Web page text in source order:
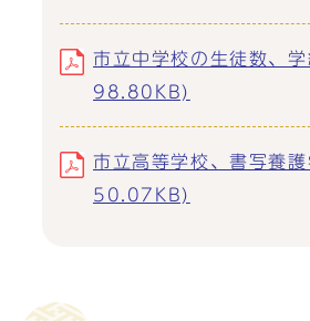
市立中学校の生徒数、
98.80KB)
市立高等学校、書写養
50.07KB)